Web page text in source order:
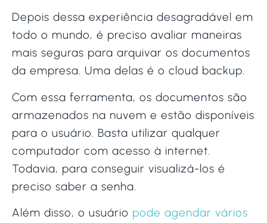
Depois dessa experiência desagradável em
todo o mundo, é preciso avaliar maneiras
mais seguras para arquivar os documentos
da empresa. Uma delas é o cloud backup.
Com essa ferramenta, os documentos são
armazenados na nuvem e estão disponíveis
para o usuário. Basta utilizar qualquer
computador com acesso à internet.
Todavia, para conseguir visualizá-los é
preciso saber a senha.
Além disso, o usuário pode agendar vários